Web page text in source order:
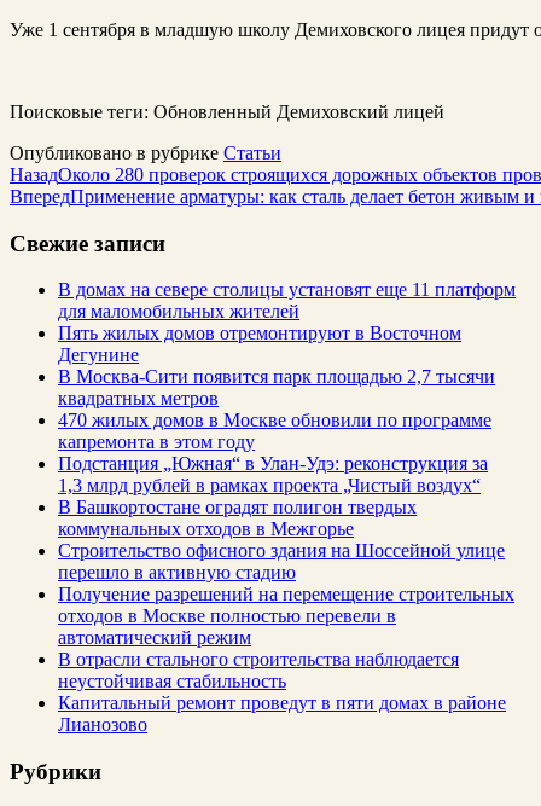
Уже 1 сентября в младшую школу Демиховского лицея придут
Поисковые теги: Обновленный Демиховский лицей
Опубликовано в рубрике Статьи
НазадОколо 280 проверок строящихся дорожных объектов
ВпередПрименение арматуры: как сталь делает бетон живым
Свежие записи
В домах на севере столицы установят еще 11 платформ
для маломобильных жителей
Пять жилых домов отремонтируют в Восточном
Дегунине
В Москва-Сити появится парк площадью 2,7 тысячи
квадратных метров
470 жилых домов в Москве обновили по программе
капремонта в этом году
Подстанция „Южная“ в Улан‑Удэ: реконструкция за
1,3 млрд рублей в рамках проекта „Чистый воздух“
В Башкортостане оградят полигон твердых
коммунальных отходов в Межгорье
Строительство офисного здания на Шоссейной улице
перешло в активную стадию
Получение разрешений на перемещение строительных
отходов в Москве полностью перевели в
автоматический режим
В отрасли стального строительства наблюдается
неустойчивая стабильность
Капитальный ремонт проведут в пяти домах в районе
Лианозово
Рубрики